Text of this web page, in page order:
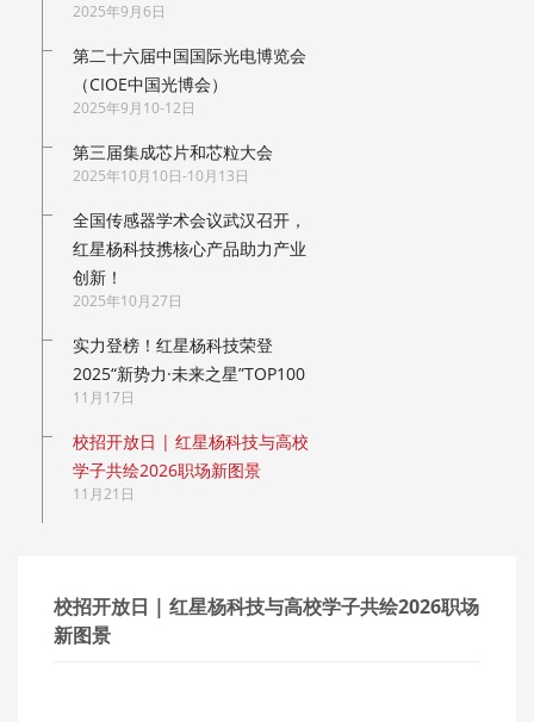
2025年9月6日
第二十六届中国国际光电博览会
（CIOE中国光博会）
2025年9月10-12日
第三届集成芯片和芯粒大会
2025年10月10日-10月13日
全国传感器学术会议武汉召开，
红星杨科技携核心产品助力产业
创新！
2025年10月27日
实力登榜！红星杨科技荣登
2025“新势力·未来之星”TOP100
11月17日
校招开放日 | 红星杨科技与高校
学子共绘2026职场新图景
11月21日
校招开放日 | 红星杨科技与高校学子共绘2026职场
新图景